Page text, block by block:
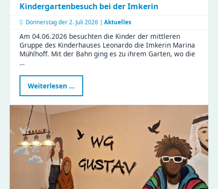
Kindergartenbesuch bei der Imkerin
Donnerstag der 2. Juli 2026 | Aktuelles
Am 04.06.2026 besuchten die Kinder der mittleren
Gruppe des Kinderhauses Leonardo die Imkerin Marina
Mühlhoff. Mit der Bahn ging es zu ihrem Garten, wo die
…
Weiterlesen …
bei
der
Imkerin